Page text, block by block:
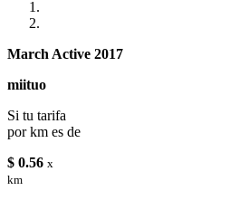
March Active 2017
miituo
Si tu tarifa
por km es de
$ 0.56 x
km